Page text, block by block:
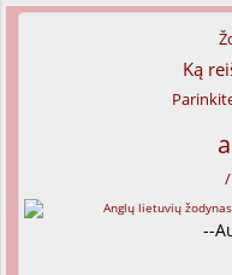
Ką
--